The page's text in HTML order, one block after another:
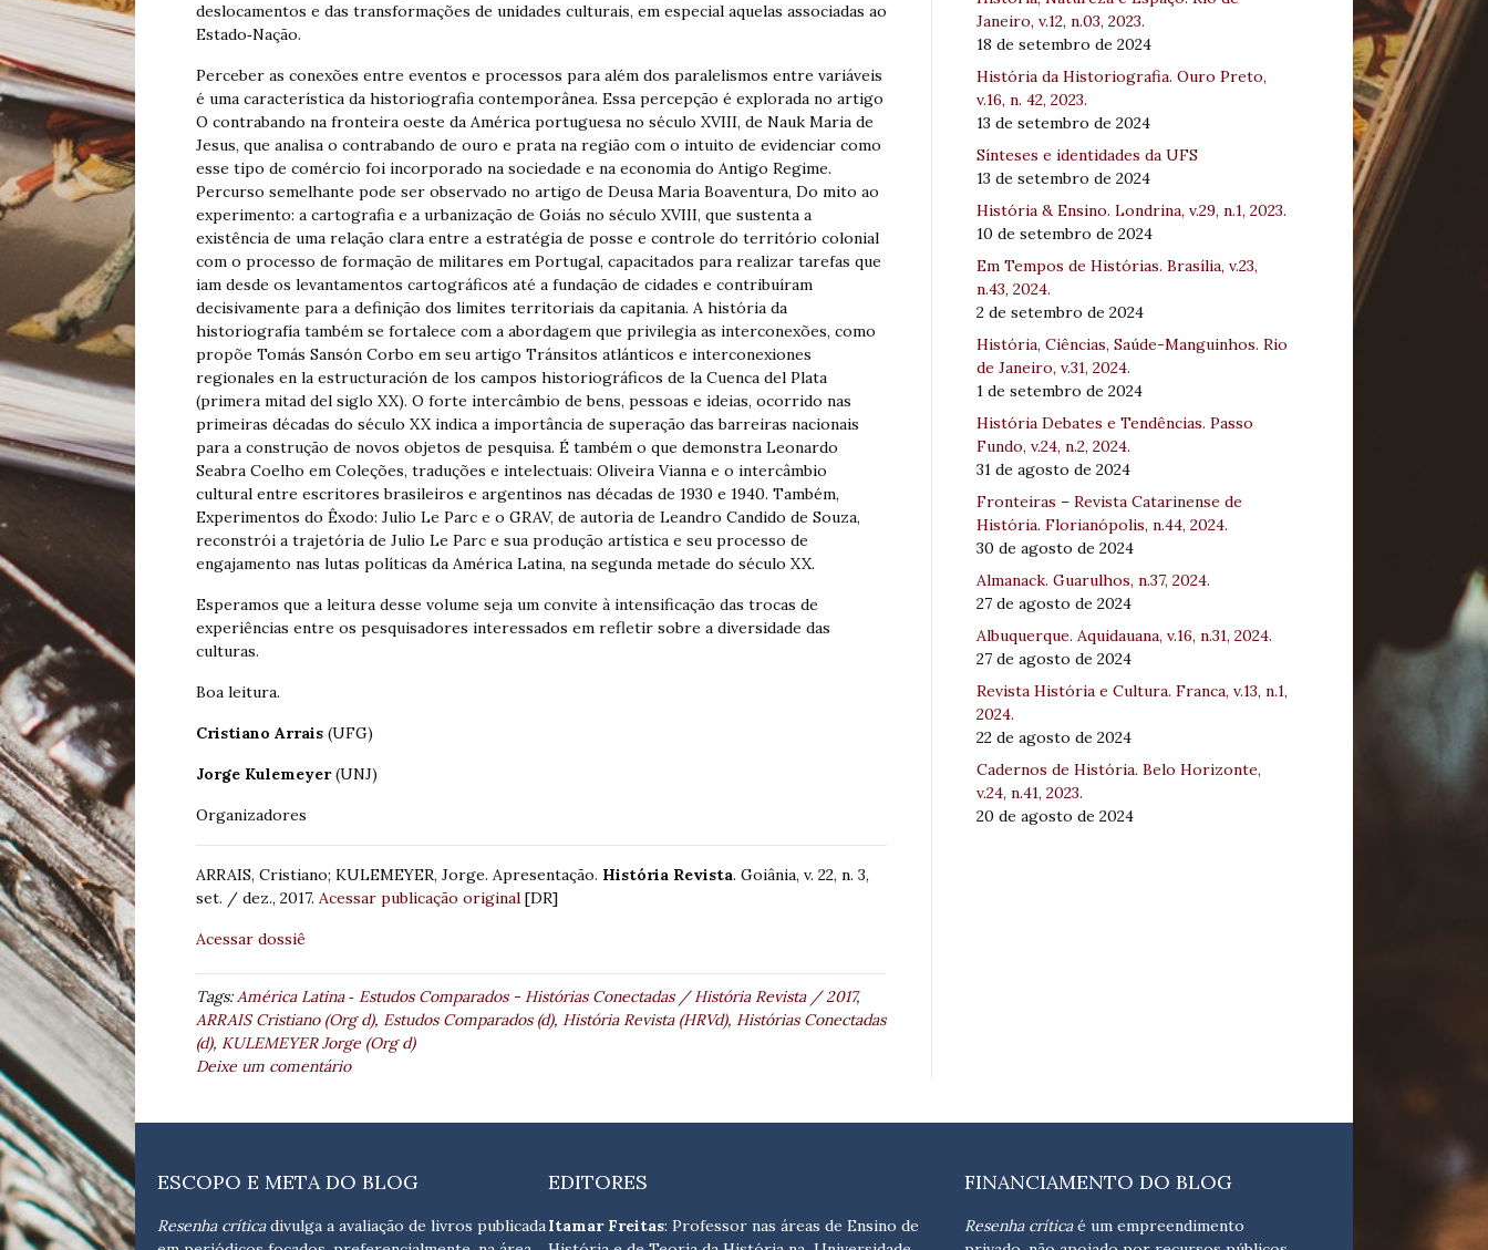
deslocamentos e das transformações de unidades culturais, em especial aquelas associadas ao
Estado‐Nação.
Perceber as conexões entre eventos e processos para além dos paralelismos entre variáveis
é uma característica da historiografia contemporânea. Essa percepção é explorada no artigo
O contrabando na fronteira oeste da América portuguesa no século XVIII, de Nauk Maria de
Jesus, que analisa o contrabando de ouro e prata na região com o intuito de evidenciar como
esse tipo de comércio foi incorporado na sociedade e na economia do Antigo Regime.
Percurso semelhante pode ser observado no artigo de Deusa Maria Boaventura, Do mito ao
experimento: a cartografia e a urbanização de Goiás no século XVIII, que sustenta a
existência de uma relação clara entre a estratégia de posse e controle do território colonial
com o processo de formação de militares em Portugal, capacitados para realizar tarefas que
iam desde os levantamentos cartográficos até a fundação de cidades e contribuíram
decisivamente para a definição dos limites territoriais da capitania. A história da
historiografía também se fortalece com a abordagem que privilegia as interconexões, como
propõe Tomás Sansón Corbo em seu artigo Tránsitos atlánticos e interconexiones
regionales en la estructuración de los campos historiográficos de la Cuenca del Plata
(primera mitad del siglo XX). O forte intercâmbio de bens, pessoas e ideias, ocorrido nas
primeiras décadas do século XX indica a importância de superação das barreiras nacionais
para a construção de novos objetos de pesquisa. É também o que demonstra Leonardo
Seabra Coelho em Coleções, traduções e intelectuais: Oliveira Vianna e o intercâmbio
cultural entre escritores brasileiros e argentinos nas décadas de 1930 e 1940. Também,
Experimentos do Êxodo: Julio Le Parc e o GRAV, de autoria de Leandro Candido de Souza,
reconstrói a trajetória de Julio Le Parc e sua produção artística e seu processo de
engajamento nas lutas políticas da América Latina, na segunda metade do século XX.
Esperamos que a leitura desse volume seja um convite à intensificação das trocas de
experiências entre os pesquisadores interessados em refletir sobre a diversidade das
culturas.
Boa leitura.
Cristiano Arrais (UFG)
Jorge Kulemeyer(UNJ)
Organizadores
ARRAIS, Cristiano; KULEMEYER, Jorge. Apresentação. História Revista. Goiânia, v. 22, n. 3,
set. / dez., 2017. Acessar publicação original [DR]
Acessar dossiê
Tags:América Latina ‐ Estudos Comparados - Histórias Conectadas / História Revista / 2017,
ARRAIS Cristiano (Org d), Estudos Comparados (d), História Revista (HRVd), Histórias Conectadas
(d), KULEMEYER Jorge (Org d)
Deixe um comentário
Janeiro, v.12, n.03, 2023.
18 de setembro de 2024
História da Historiografia. Ouro Preto,
v.16, n. 42, 2023.
13 de setembro de 2024
Sínteses e identidades da UFS
13 de setembro de 2024
História & Ensino. Londrina, v.29, n.1, 2023.
10 de setembro de 2024
Em Tempos de Histórias. Brasília, v.23,
n.43, 2024.
2 de setembro de 2024
História, Ciências, Saúde-Manguinhos. Rio
de Janeiro, v.31, 2024.
1 de setembro de 2024
História Debates e Tendências. Passo
Fundo, v.24, n.2, 2024.
31 de agosto de 2024
Fronteiras – Revista Catarinense de
História. Florianópolis, n.44, 2024.
30 de agosto de 2024
Almanack. Guarulhos, n.37, 2024.
27 de agosto de 2024
Albuquerque. Aquidauana, v.16, n.31, 2024.
27 de agosto de 2024
Revista História e Cultura. Franca, v.13, n.1,
2024.
22 de agosto de 2024
Cadernos de História. Belo Horizonte,
v.24, n.41, 2023.
20 de agosto de 2024
ESCOPO E META DO BLOG
Resenha críticadivulga a avaliação de livros publicada
EDITORES
Itamar Freitas: Professor nas áreas de Ensino de
FINANCIAMENTO DO BLOG
Resenha críticaé um empreendimento